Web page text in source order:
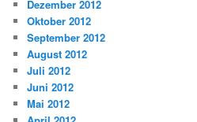
Dezember 2012
Oktober 2012
September 2012
August 2012
Juli 2012
Juni 2012
Mai 2012